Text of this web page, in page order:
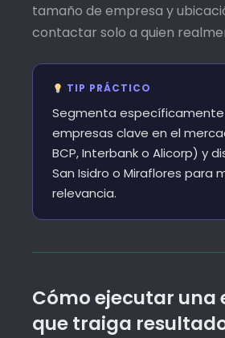
tamaño de empresa y
contactar solo a quien
TIP PRÁCTICO
Segmenta
empresas clave en el
BCP, Interbank o Alicorp) y
San Isidro o Miraflores para
relevancia.
Cómo ejecutar una
que traiga